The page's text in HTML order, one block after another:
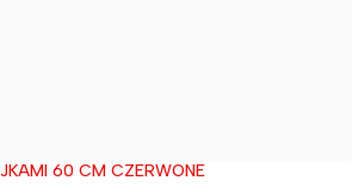
60 CM CZERWONE